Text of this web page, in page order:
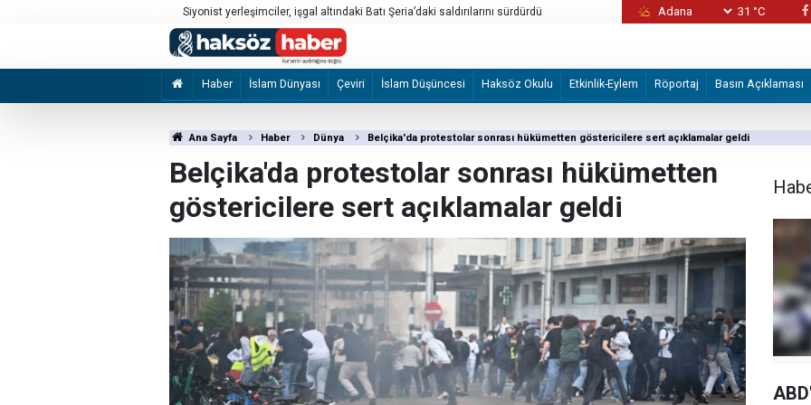
Siyonist yerleşimciler, işgal altındaki Batı Şeria’daki saldırılarını sürdürdü Sebte’deki göç hareketliliği 31 °C
Haber İslam Dünyası Çeviri İslam Düşüncesi Haksöz Okulu Etkinlik-Eylem Röportaj Basın Açıklaması
Ana Sayfa Haber Dünya Belçika'da protestolar sonrası hükümetten göstericilere sert açıklamalar geldi
Belçika'da protestolar sonrası hükümetten
göstericilere sert açıklamalar geldi